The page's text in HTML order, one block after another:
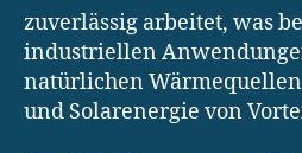
zuverlässig arbeitet, was
industriellen
natürlichen
und Solarenergie von